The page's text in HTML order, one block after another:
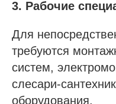
3. Рабочие
Для
требуются
систем,
слесари-
оборудования.